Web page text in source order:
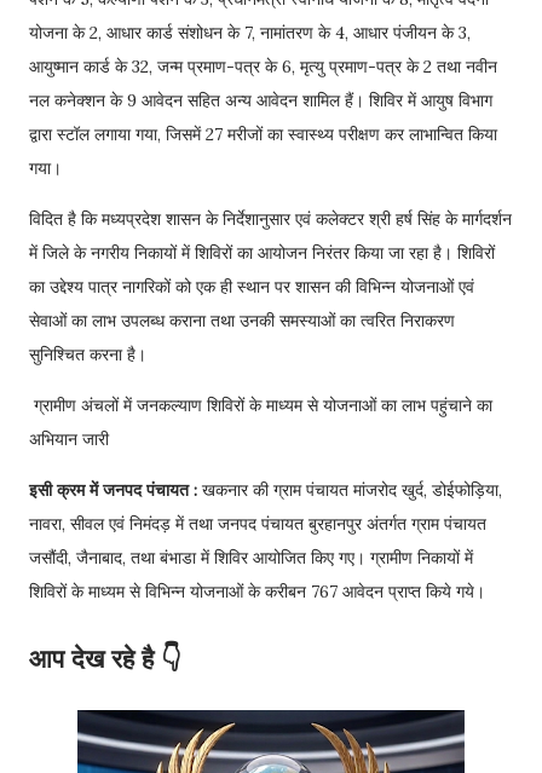
योजना के 2, आधार कार्ड संशोधन के 7, नामांतरण के 4, आधार पंजीयन के 3,
आयुष्मान कार्ड के 32, जन्म प्रमाण-पत्र के 6, मृत्यु प्रमाण-पत्र के 2 तथा नवीन
नल कनेक्शन के 9 आवेदन सहित अन्य आवेदन शामिल हैं। शिविर में आयुष विभाग
द्वारा स्टॉल लगाया गया, जिसमें 27 मरीजों का स्वास्थ्य परीक्षण कर लाभान्वित किया
गया।
विदित है कि मध्यप्रदेश शासन के निर्देशानुसार एवं कलेक्टर श्री हर्ष सिंह के मार्गदर्शन
में जिले के नगरीय निकायों में शिविरों का आयोजन निरंतर किया जा रहा है। शिविरों
का उद्देश्य पात्र नागरिकों को एक ही स्थान पर शासन की विभिन्न योजनाओं एवं
सेवाओं का लाभ उपलब्ध कराना तथा उनकी समस्याओं का त्वरित निराकरण
सुनिश्चित करना है।
ग्रामीण अंचलों में जनकल्याण शिविरों के माध्यम से योजनाओं का लाभ पहुंचाने का
अभियान जारी
इसी क्रम में जनपद पंचायत : खकनार की ग्राम पंचायत मांजरोद खुर्द, डोईफोड़िया,
नावरा, सीवल एवं निमंदड़ में तथा जनपद पंचायत बुरहानपुर अंतर्गत ग्राम पंचायत
जसौंदी, जैनाबाद, तथा बंभाडा में शिविर आयोजित किए गए। ग्रामीण निकायों में
शिविरों के माध्यम से विभिन्न योजनाओं के करीबन 767 आवेदन प्राप्त किये गये।
आप देख रहे है 👇